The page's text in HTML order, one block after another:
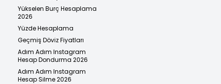
Yükselen Burç Hesaplama
2026
Yüzde Hesaplama
Geçmiş Döviz Fiyatları
Adım Adım Instagram
Hesap Dondurma 2026
Adım Adım Instagram
Hesap Silme 2026